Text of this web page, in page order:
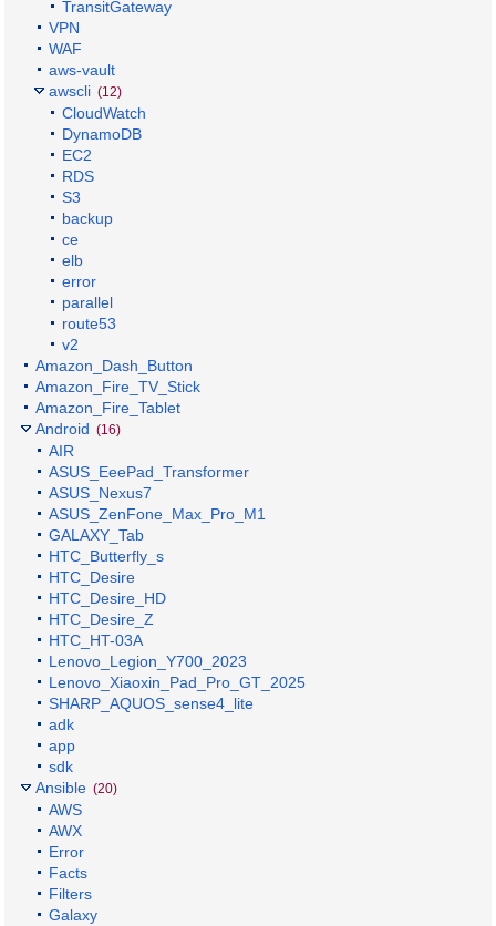
TransitGateway
VPN
WAF
aws-vault
awscli (12)
CloudWatch
DynamoDB
EC2
RDS
S3
backup
ce
elb
error
parallel
route53
v2
Amazon_Dash_Button
Amazon_Fire_TV_Stick
Amazon_Fire_Tablet
Android (16)
AIR
ASUS_EeePad_Transformer
ASUS_Nexus7
ASUS_ZenFone_Max_Pro_M1
GALAXY_Tab
HTC_Butterfly_s
HTC_Desire
HTC_Desire_HD
HTC_Desire_Z
HTC_HT-03A
Lenovo_Legion_Y700_2023
Lenovo_Xiaoxin_Pad_Pro_GT_2025
SHARP_AQUOS_sense4_lite
adk
app
sdk
Ansible (20)
AWS
AWX
Error
Facts
Filters
Galaxy